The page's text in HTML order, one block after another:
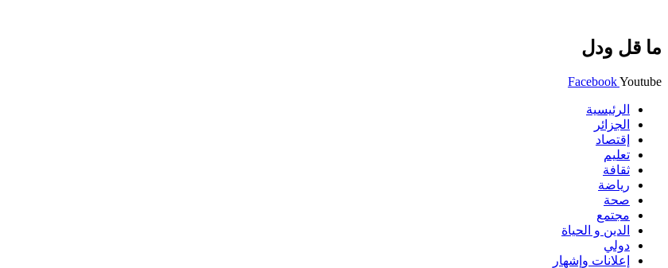
ما قل ودل
FacebookYoutube
الرئيسية
الجزائر
إقتصاد
تعليم
ثقافة
رياضة
صحة
مجتمع
الدين و الحياة
دولي
إعلانات وإشهار